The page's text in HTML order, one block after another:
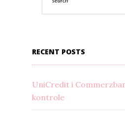
RECENT POSTS
UniCredit i
kontrole